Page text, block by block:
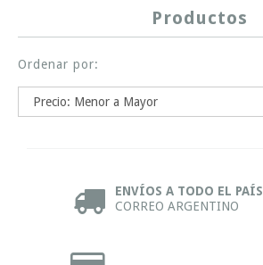
Productos
Ordenar por:
ENVÍOS A TODO EL PAÍS
CORREO ARGENTINO